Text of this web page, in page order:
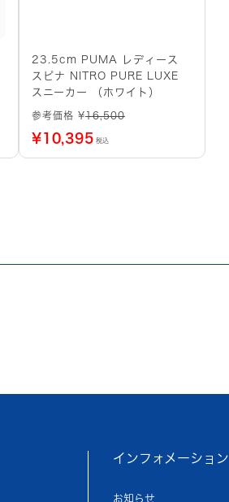
23.5cm PUMA レディース
スピナ NITRO PURE LUXE
スニーカー （ホワイト）
参考価格 ¥16,500
¥10,395 税込
インフォメーション
お知らせ